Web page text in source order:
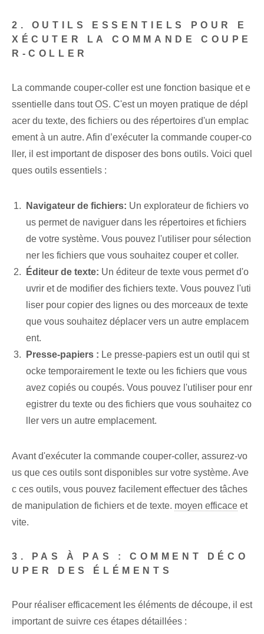
2. OUTILS ESSENTIELS POUR E
XÉCUTER LA COMMANDE COUPE
R-COLLER
La commande couper-coller est une fonction basique et e
ssentielle dans toutOS. C'est un moyen pratique de dépl
acer du texte, des fichiers ou des répertoires d'un emplac
ement à un autre. Afin d’exécuter la commande couper-co
ller, il est important de disposer des bons outils. Voici quel
ques outils essentiels :
Navigateur de fichiers: Un explorateur de fichiers vo
us permet de naviguer dans les répertoires et fichiers
de votre système. Vous pouvez l'utiliser pour sélection
ner les fichiers que vous souhaitez couper et coller.
Éditeur de texte: Un éditeur de texte vous permet d'o
uvrir et de modifier des fichiers texte. Vous pouvez l'uti
liser pour copier des lignes ou des morceaux de texte
que vous souhaitez déplacer vers un autre emplacem
ent.
Presse-papiers : Le presse-papiers est un outil qui st
ocke temporairement le texte ou les fichiers que vous
avez copiés ou coupés. Vous pouvez l'utiliser pour enr
egistrer du texte ou des fichiers que vous souhaitez co
ller vers un autre emplacement.
Avant d'exécuter la commande couper-coller, assurez-vo
us que ces outils sont disponibles sur votre système. Ave
c ces outils, vous pouvez facilement effectuer des tâches
de manipulation de fichiers et de texte. moyen efficace et
vite.
3. PAS À PAS : COMMENT DÉCO
UPER DES ÉLÉMENTS
Pour réaliser efficacement les éléments de découpe, il est
important de suivre ces étapes détaillées :